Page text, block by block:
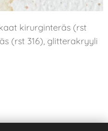
kirurginteräs (rst
(rst 316), glitterakryyli